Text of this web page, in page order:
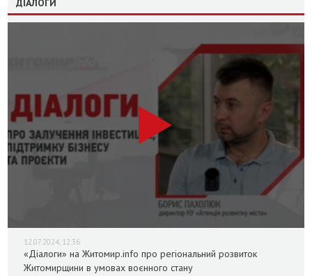
ДІАЛОГИ
12.07.2024, 12:36
«Діалоги» на Житомир.info про регіональний розвиток
Житомирщини в умовах воєнного стану